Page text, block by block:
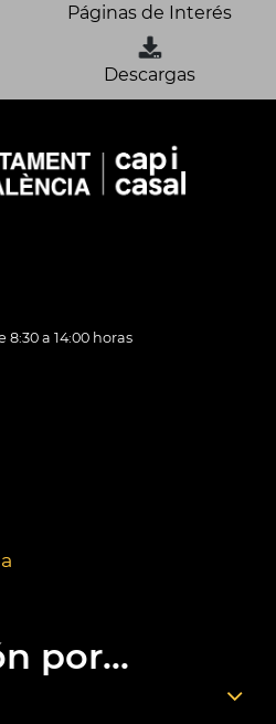
Páginas de Interés
Descargas
8:30 a 14:00 horas
por...